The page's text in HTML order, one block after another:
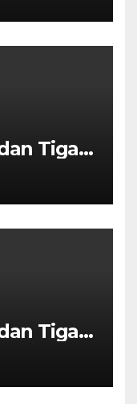
Tiga
Warga
Tiga
Warga